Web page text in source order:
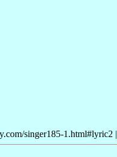
singer185-1.html#lyric2 |